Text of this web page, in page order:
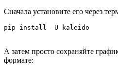
Сначала установите его через
А затем просто сохраняйте
формате: